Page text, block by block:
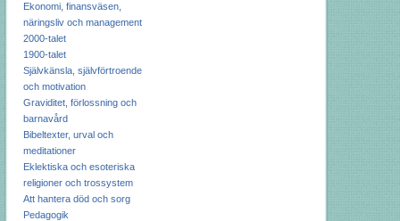
Ekonomi, finansväsen,
näringsliv och management
2000-talet
1900-talet
Självkänsla, självförtroende
och motivation
Graviditet, förlossning och
barnavård
Bibeltexter, urval och
meditationer
Eklektiska och esoteriska
religioner och trossystem
Att hantera död och sorg
Pedagogik